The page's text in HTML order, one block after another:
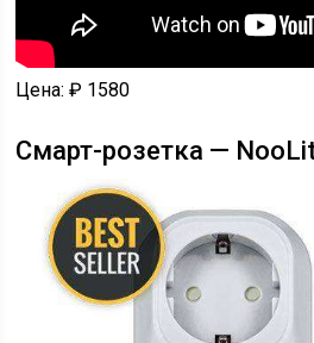
Цена: ₽ 1580
Смарт-розетка —